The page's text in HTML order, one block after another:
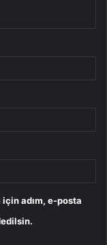
için adım, e-posta